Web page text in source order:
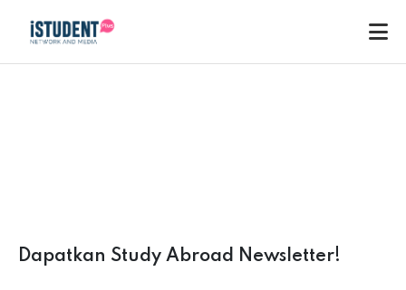
Dapatkan Study Abroad Newsletter!